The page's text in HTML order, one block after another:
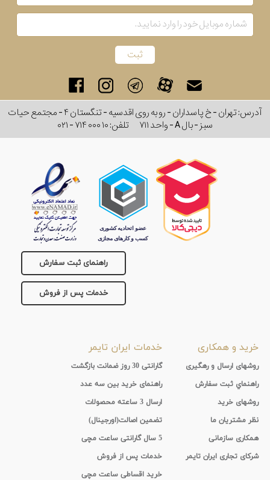
آدرس: تهران - خ پاسداران - رو به روی اقدسیه - تنگستان ۴ - مجتمع حیات
سبز - بال A - واحد ۷۱۱
تلفن:۰۲۱ - ۷۱۴ ۰۰۰ ۱۰
راهنمای ثبت سفارش
خدمات پس از فروش
خرید و همکاری
روشهای ارسال و رهگیری
راهنماي ثبت سفارش
روشهای خرید
نظر مشتریان ما
همکاری سازمانی
شرکای تجاری ایران تایمر
خدمات ایران تایمر
گارانتی 30 روز ضمانت بازگشت
راهنمای خرید بین سه عدد
ارسال 3 ساعته محصولات
تضمین اصالت(اورجینال)
5 سال گارانتی ساعت مچی
خدمات پس از فروش
خرید اقساطی ساعت مچی